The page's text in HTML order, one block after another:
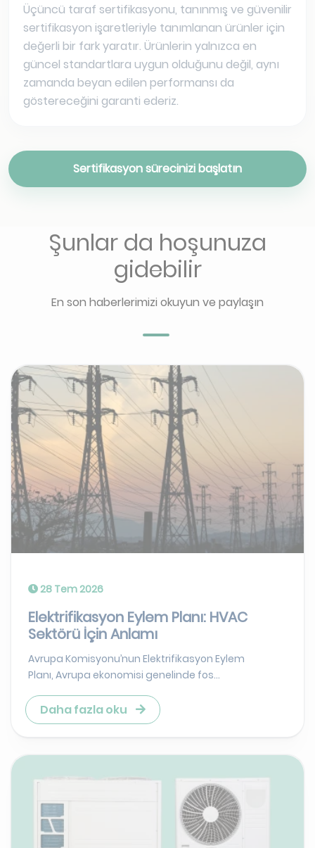
Üçüncü taraf sertifikasyonu, tanınmış ve güvenilir
sertifikasyon işaretleriyle tanımlanan ürünler için
değerli bir fark yaratır. Ürünlerin yalnızca en
güncel standartlara uygun olduğunu değil, aynı
zamanda beyan edilen performansı da
göstereceğini garanti ederiz.
Sertifikasyon sürecinizi başlatın
Şunlar da hoşunuza
gidebilir
En son haberlerimizi okuyun ve paylaşın
28 Tem 2026
Elektrifikasyon Eylem Planı: HVAC
Sektörü İçin Anlamı
Avrupa Komisyonu’nun Elektrifikasyon Eylem
Planı, Avrupa ekonomisi genelinde fos...
Daha fazla oku